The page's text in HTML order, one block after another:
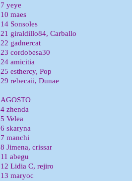
7 yeye
10 maes
14 Sonsoles
21 giraldillo84, Carballo
22 gadnercat
23 cordobesa30
24 amicitia
25 esthercy, Pop
29 rebecaii, Dunae
AGOSTO
4 zhenda
5 Velea
6 skaryna
7 manchi
8 Jimena, crissar
11 abegu
12 Lidia C, rejiro
13 maryoc